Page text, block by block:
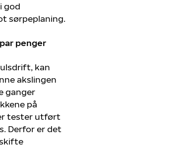
god
sørpeplaning.
penger
kan
akslingen
ganger
på
tester utført
Derfor er det